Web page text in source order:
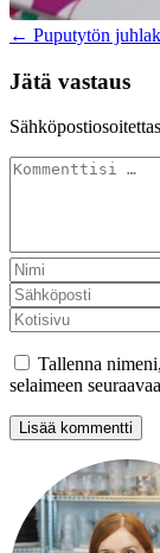
← Puputytön
Jätä vastaus
Tallenna
selaimeen